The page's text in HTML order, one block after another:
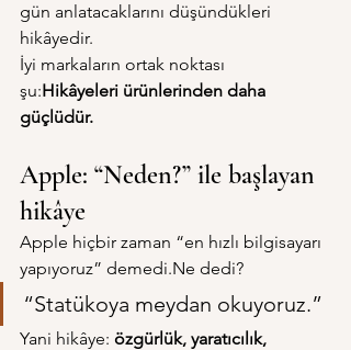
gün anlatacaklarını düşündükleri
hikâyedir.
İyi markaların ortak noktası
şu:Hikâyeleri ürünlerinden daha
güçlüdür.
Apple: “Neden?” ile başlayan
hikâye
Apple hiçbir zaman “en hızlı bilgisayarı
yapıyoruz” demedi.Ne dedi?
“Statükoya meydan okuyoruz.”
Yani hikâye: özgürlük, yaratıcılık,